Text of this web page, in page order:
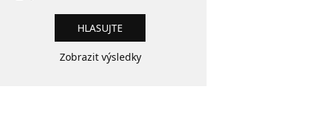
Zobrazit výsledky